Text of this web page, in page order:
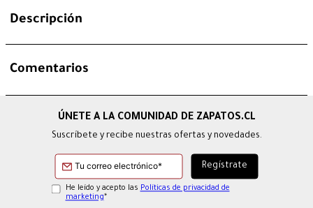
Descripción
Comentarios
Suscríbete y recibe nuestras ofertas y novedades.
He leído y acepto las Políticas de privacidad de
marketing*